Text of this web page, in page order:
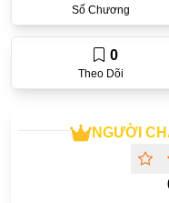
One Shot
Truyện Scan
NGƯỜI
Số Chương
Theo Dõi
0